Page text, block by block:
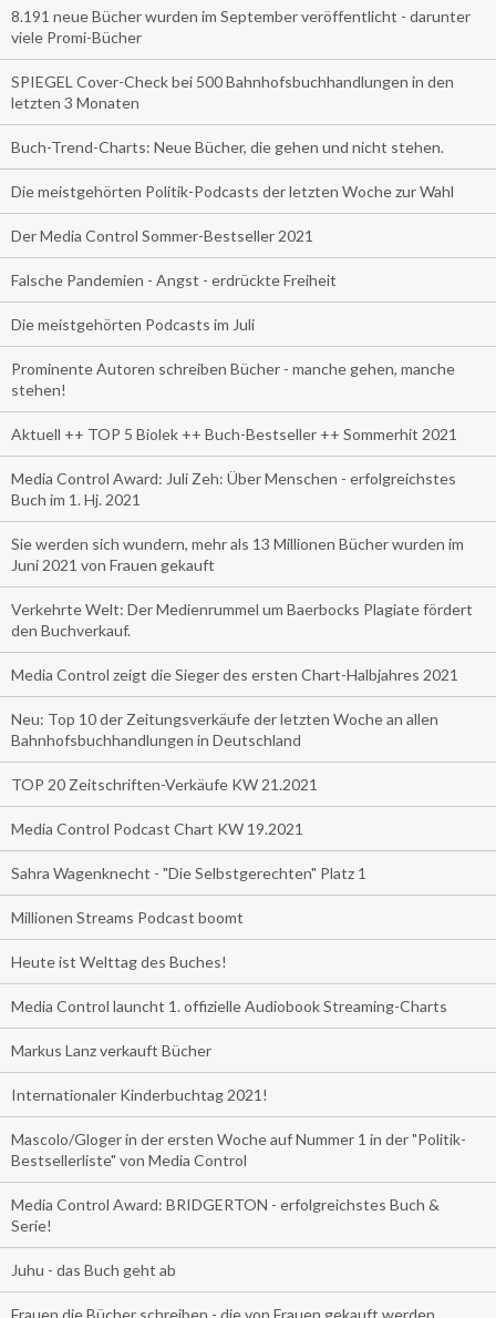
8.191 neue Bücher wurden im September veröffentlicht - darunter
viele Promi-Bücher
SPIEGEL Cover-Check bei 500 Bahnhofsbuchhandlungen in den
letzten 3 Monaten
Buch-Trend-Charts: Neue Bücher, die gehen und nicht stehen.
Die meistgehörten Politik-Podcasts der letzten Woche zur Wahl
Der Media Control Sommer-Bestseller 2021
Falsche Pandemien - Angst - erdrückte Freiheit
Die meistgehörten Podcasts im Juli
Prominente Autoren schreiben Bücher - manche gehen, manche
stehen!
Aktuell ++ TOP 5 Biolek ++ Buch-Bestseller ++ Sommerhit 2021
Media Control Award: Juli Zeh: Über Menschen - erfolgreichstes
Buch im 1. Hj. 2021
Sie werden sich wundern, mehr als 13 Millionen Bücher wurden im
Juni 2021 von Frauen gekauft
Verkehrte Welt: Der Medienrummel um Baerbocks Plagiate fördert
den Buchverkauf.
Media Control zeigt die Sieger des ersten Chart-Halbjahres 2021
Neu: Top 10 der Zeitungsverkäufe der letzten Woche an allen
Bahnhofsbuchhandlungen in Deutschland
TOP 20 Zeitschriften-Verkäufe KW 21.2021
Media Control Podcast Chart KW 19.2021
Sahra Wagenknecht - "Die Selbstgerechten" Platz 1
Millionen Streams Podcast boomt
Heute ist Welttag des Buches!
Media Control launcht 1. offizielle Audiobook Streaming-Charts
Markus Lanz verkauft Bücher
Internationaler Kinderbuchtag 2021!
Mascolo/Gloger in der ersten Woche auf Nummer 1 in der "Politik-
Bestsellerliste" von Media Control
Media Control Award: BRIDGERTON - erfolgreichstes Buch &
Serie!
Juhu - das Buch geht ab